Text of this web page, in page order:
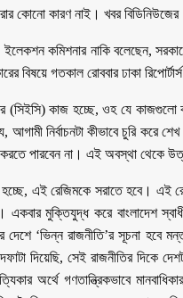
কোনো কারণ নাই। খবর
কমিশনার নাকি বলেছেন,
বিষয়ে গতকাল রোববার ঢাকা
(সিইসি) কাজ হচ্ছে, ওহ যে
নির্বাচনটা কীভাবে চুরি করে
পারবেন না। এই অবস্থা থেকে
এই রেজিমকে সরাতে হবে। এই
একবার মুক্তিযুদ্ধ করে বাংলাদেশ
‘ভিন্ন রাজনীতি’র সূচনা হবে
দিয়েছি, সেই রাজনীতির দিকে
অর্থে গণতান্ত্রিকভাবে